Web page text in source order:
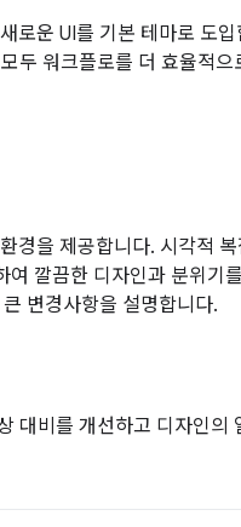
로운 UI를 기본 테마로 도
두 워크플로를 더 효율적으
경을 제공합니다. 시각적 복
깔끔한 디자인과 분위기
변경사항을 설명합니다.
대비를 개선하고 디자인의